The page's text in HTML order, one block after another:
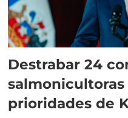
Destrabar 24
prioridades de